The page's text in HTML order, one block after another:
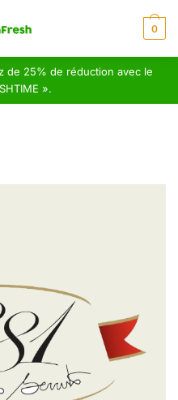
0
de 25% de réduction avec le
».